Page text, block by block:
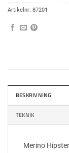
Artikelnr: 87201
BESKRIVNING
TEKNIK
Merino